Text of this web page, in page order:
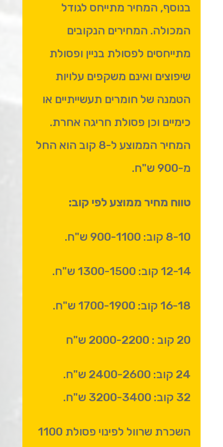
בנוסף, המחיר מתייחס לגודל
המכולה. המחירים הנקובים
מתייחסים לפסולת בניין ופסולת
שיפוצים ואינם משקפים עלויות
הטמנה של חומרים תעשייתיים או
כימיים וכן פסולת חריגה אחרת.
המחיר הממוצע ל-8 קוב הוא החל
מ-900 ש"ח.
טווח מחיר ממוצע לפי קוב:
8-10 קוב: 900-1100 ש"ח.
12-14 קוב: 1300-1500 ש"ח.
16-18 קוב: 1700-1900 ש"ח.
20 קוב : 2000-2200 ש"ח
24 קוב: 2400-2600 ש"ח.
32 קוב: 3200-3400 ש"ח.
השכרת שרוול לפינוי פסולת 1100